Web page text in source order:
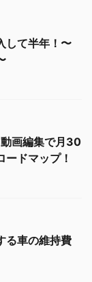
して半年！〜
画編集で月30
ドマップ！
る車の維持費